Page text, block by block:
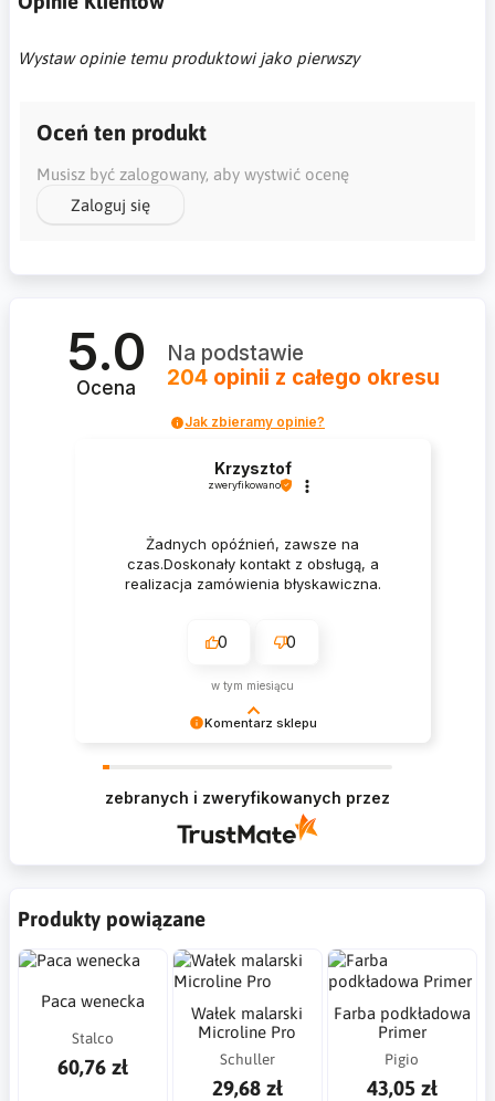
Wystaw opinie temu produktowi jako pierwszy
Oceń ten produkt
Musisz być zalogowany, aby wystwić ocenę
Zaloguj się
5.0
Ocena
Na podstawie
204 opinii z całego okresu
Jak zbieramy opinie?
Komentarz sklepu
Krzysztof
zweryfikowano
Żadnych opóźnień, zawsze na
czas.Doskonały kontakt z obsługą, a
realizacja zamówienia błyskawiczna.
0 0
w tym miesiącu
zebranych i zweryfikowanych przez
Produkty powiązane
Paca wenecka
Stalco
60,76 zł
Wałek malarski
Microline Pro
Schuller
29,68 zł
Farba podkładowa
Primer
Pigio
43,05 zł